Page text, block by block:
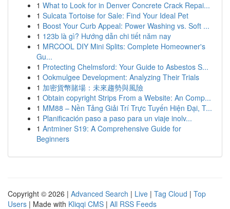
1 What to Look for in Denver Concrete Crack Repai...
1 Sulcata Tortoise for Sale: Find Your Ideal Pet
1 Boost Your Curb Appeal: Power Washing vs. Soft ...
1 123b là gì? Hướng dẫn chi tiết năm nay
1 MRCOOL DIY Mini Splits: Complete Homeowner's
Gu...
1 Protecting Chelmsford: Your Guide to Asbestos S...
1 Ookmulgee Development: Analyzing Their Trials
1 加密貨幣賭場：未來趨勢與風險
1 Obtain copyright Strips From a Website: An Comp...
1 MM88 – Nền Tảng Giải Trí Trực Tuyến Hiện Đại, T...
1 Planificación paso a paso para un viaje inolv...
1 Antminer S19: A Comprehensive Guide for
Beginners
Copyright © 2026 | Advanced Search | Live | Tag Cloud | Top
Users | Made with Kliqqi CMS | All RSS Feeds